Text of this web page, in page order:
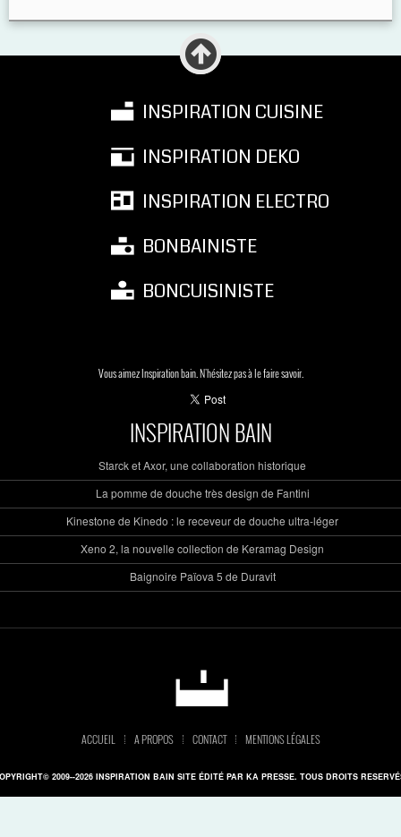
INSPIRATION CUISINE
INSPIRATION DEKO
INSPIRATION ELECTRO
BONBAINISTE
BONCUISINISTE
Vous aimez Inspiration bain. N'hésitez pas à le faire savoir.
INSPIRATION BAIN
Starck et Axor, une collaboration historique
La pomme de douche très design de Fantini
Kinestone de Kinedo : le receveur de douche ultra-léger
Xeno 2, la nouvelle collection de Keramag Design
Baignoire Païova 5 de Duravit
ACCUEIL A PROPOS CONTACT MENTIONS LÉGALES
2009--2026 INSPIRATION BAIN SITE ÉDITÉ PAR KA PRESSE. TOUS DROITS